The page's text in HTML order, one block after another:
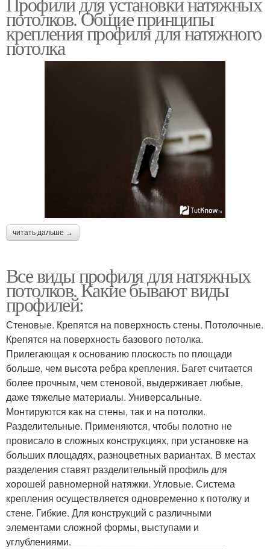
потолков. Общие принципы
крепления профиля для натяжного
потолка
читать дальше →
Все виды профиля для натяжных
потолков. Какие бывают виды
профилей:
Стеновые. Крепятся на поверхность стены. Потолочные.
Крепятся на поверхность базового потолка.
Прилегающая к основанию плоскость по площади
больше, чем высота ребра крепления. Багет считается
более прочным, чем стеновой, выдерживает любые,
даже тяжелые материалы. Универсальные.
Монтируются как на стены, так и на потолки.
Разделительные. Применяются, чтобы полотно не
провисало в сложных конструкциях, при установке на
больших площадях, разноцветных вариантах. В местах
разделения ставят разделительный профиль для
хорошей равномерной натяжки. Угловые. Система
крепления осуществляется одновременно к потолку и
стене. Гибкие. Для конструкций с различными
элементами сложной формы, выступами и
углублениями.